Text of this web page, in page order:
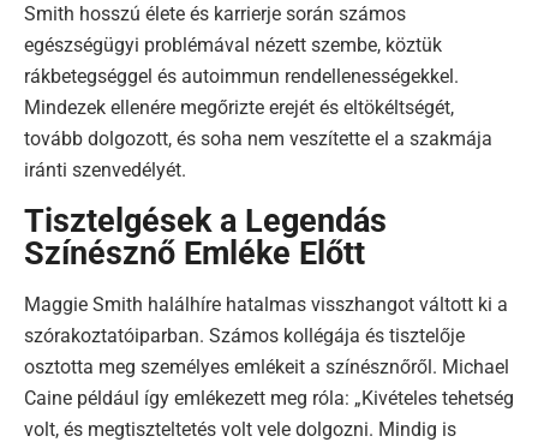
Smith hosszú élete és karrierje során számos
egészségügyi problémával nézett szembe, köztük
rákbetegséggel és autoimmun rendellenességekkel.
Mindezek ellenére megőrizte erejét és eltökéltségét,
tovább dolgozott, és soha nem veszítette el a szakmája
iránti szenvedélyét.
Tisztelgések a Legendás
Színésznő Emléke Előtt
Maggie Smith halálhíre hatalmas visszhangot váltott ki a
szórakoztatóiparban. Számos kollégája és tisztelője
osztotta meg személyes emlékeit a színésznőről. Michael
Caine például így emlékezett meg róla: „Kivételes tehetség
volt, és megtiszteltetés volt vele dolgozni. Mindig is